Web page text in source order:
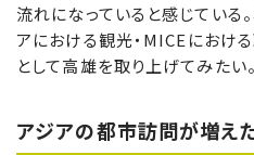
流れになっていると感じている
アにおける観光・MICEにおけ
として高雄を取り上げてみたい。
アジアの都市訪問が増え